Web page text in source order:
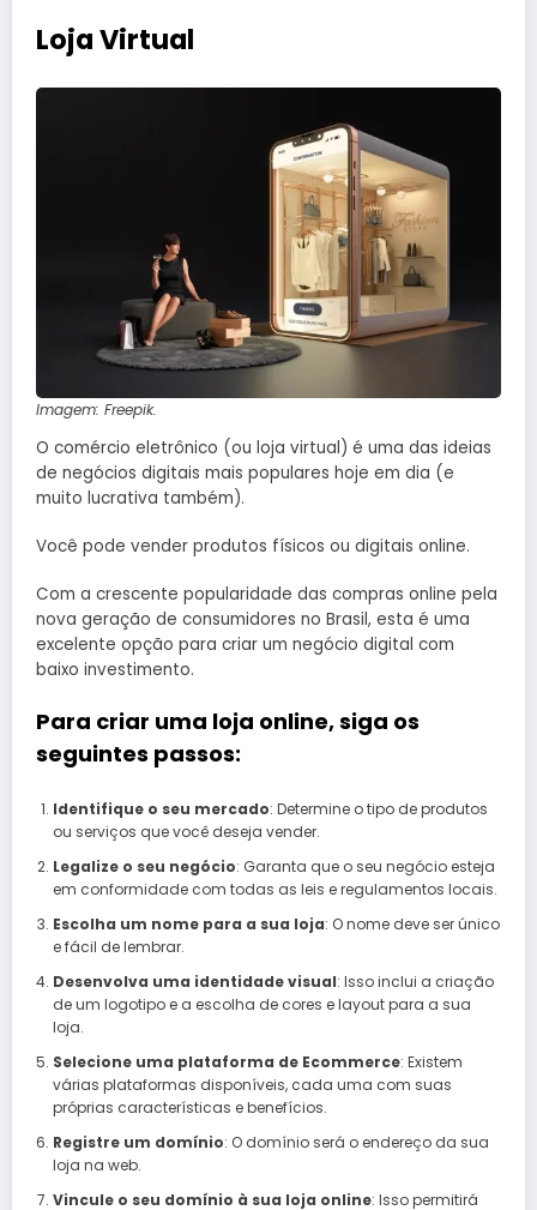
Loja Virtual
Imagem: Freepik.
O comércio eletrônico (ou loja virtual) é uma das ideias
de negócios digitais mais populares hoje em dia (e
muito lucrativa também).
Você pode vender produtos físicos ou digitais online.
Com a crescente popularidade das compras online pela
nova geração de consumidores no Brasil, esta é uma
excelente opção para criar um negócio digital com
baixo investimento.
Para criar uma loja online, siga os
seguintes passos:
Identifique o seu mercado: Determine o tipo de produtos
ou serviços que você deseja vender.
Legalize o seu negócio: Garanta que o seu negócio esteja
em conformidade com todas as leis e regulamentos locais.
Escolha um nome para a sua loja: O nome deve ser único
e fácil de lembrar.
Desenvolva uma identidade visual: Isso inclui a criação
de um logotipo e a escolha de cores e layout para a sua
loja.
Selecione uma plataforma de Ecommerce: Existem
várias plataformas disponíveis, cada uma com suas
próprias características e benefícios.
Registre um domínio: O domínio será o endereço da sua
loja na web.
Vincule o seu domínio à sua loja online: Isso permitirá